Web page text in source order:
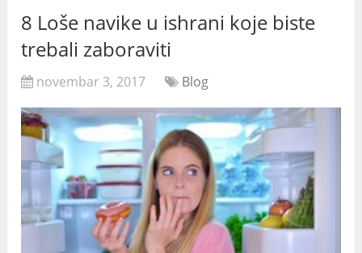
8 Loše navike u ishrani koje biste
trebali zaboraviti
novembar 3, 2017 Blog